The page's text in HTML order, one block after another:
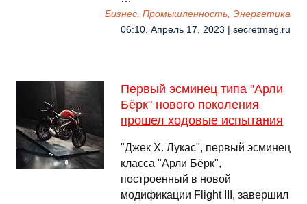
Бизнес, Промышленность, Энергетика
06:10, Апрель 17, 2023 | secretmag.ru
Первый эсминец типа "Арли
Бёрк" нового поколения
прошел ходовые испытания
"Джек Х. Лукас", первый эсминец
класса "Арли Бёрк",
построенный в новой
модификации Flight III, завершил